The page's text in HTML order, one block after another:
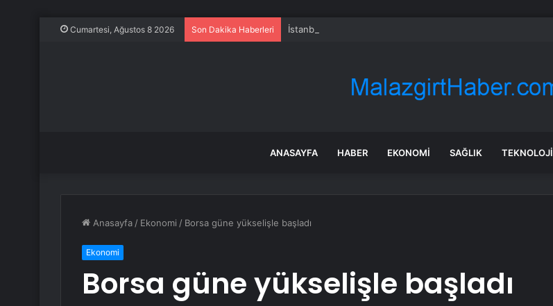
Cumartesi, Ağustos 8 2026 Son Dakika Haberleri İstanbul’da market ve bakkallarda yeni uygulama devreye girdi
ANASAYFA HABER EKONOMI SAĞLIK TEKNOLOJI
Anasayfa / Ekonomi / Borsa güne yükselişle başladı
Ekonomi
Borsa güne yükselişle başladı